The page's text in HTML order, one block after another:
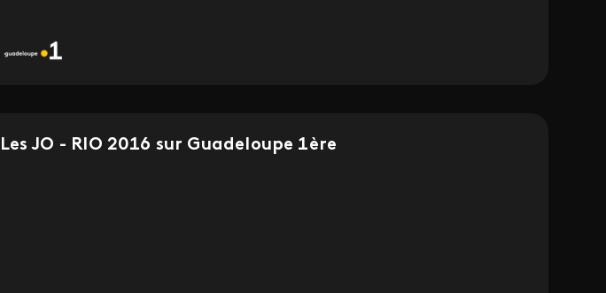
Les JO - RIO 2016 sur Guadeloupe 1ère